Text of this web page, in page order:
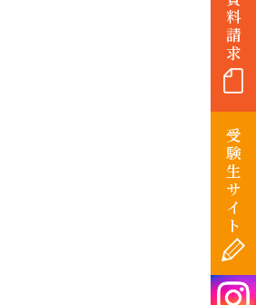
料
請
求
受
験
生
サ
イ
ト